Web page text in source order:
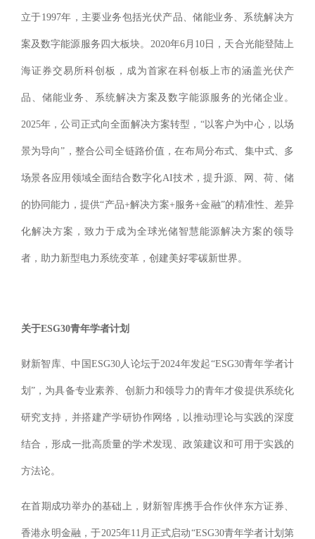
立于1997年，主要业务包括光伏产品、储能业务、系统解决方
案及数字能源服务四大板块。2020年6月10日，天合光能登陆上
海证券交易所科创板，成为首家在科创板上市的涵盖光伏产
品、储能业务、系统解决方案及数字能源服务的光储企业。
2025年，公司正式向全面解决方案转型，“以客户为中心，以场
景为导向”，整合公司全链路价值，在布局分布式、集中式、多
场景各应用领域全面结合数字化AI技术，提升源、网、荷、储
的协同能力，提供“产品+解决方案+服务+金融”的精准性、差异
化解决方案，致力于成为全球光储智慧能源解决方案的领导
者，助力新型电力系统变革，创建美好零碳新世界。
关于ESG30青年学者计划
财新智库、中国ESG30人论坛于2024年发起“ESG30青年学者计
划”，为具备专业素养、创新力和领导力的青年才俊提供系统化
研究支持，并搭建产学研协作网络，以推动理论与实践的深度
结合，形成一批高质量的学术发现、政策建议和可用于实践的
方法论。
在首期成功举办的基础上，财新智库携手合作伙伴东方证券、
香港永明金融，于2025年11月正式启动“ESG30青年学者计划第